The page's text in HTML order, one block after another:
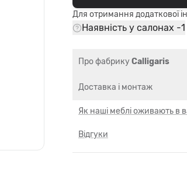
Для отримання додаткової
Наявність у салонах -1
Про фабрикуCalligaris
Доставка і монтаж
Як наші меблі оживають в
Відгуки